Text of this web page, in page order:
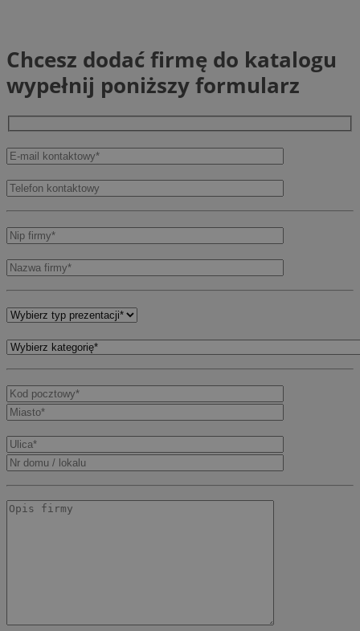
Chcesz dodać firmę do katalogu
wypełnij poniższy formularz